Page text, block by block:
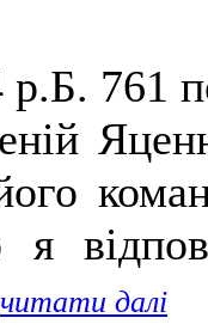
р.Б. 761
читати далі